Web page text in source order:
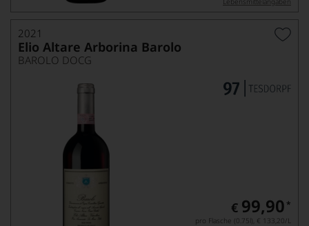
2021
Elio Altare Arborina Barolo
BAROLO DOCG
€ 99,90 *
pro Flasche (0.75l), € 133,20/L